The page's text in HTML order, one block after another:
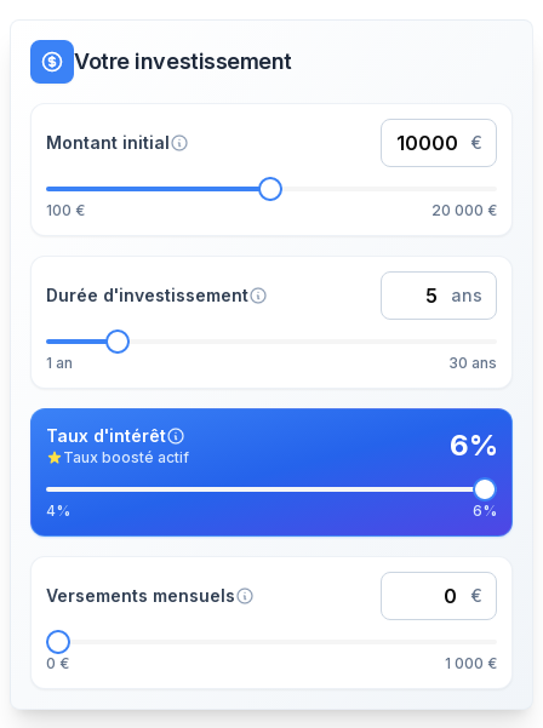
Votre investissement
Montant initial €
100 € 20 000 €
Durée d'investissement ans
1 an 30 ans
Taux d'intérêt
Taux boosté actif 6%
4% 6%
Versements mensuels €
0 € 1 000 €